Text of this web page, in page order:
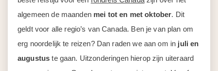
algemeen de maanden mei tot en met oktober. Dit
geldt voor alle regio’s van Canada. Ben je van plan om
erg noordelijk te reizen? Dan raden we aan om in juli en
augustus te gaan. Uitzonderingen hierop zijn uiteraard